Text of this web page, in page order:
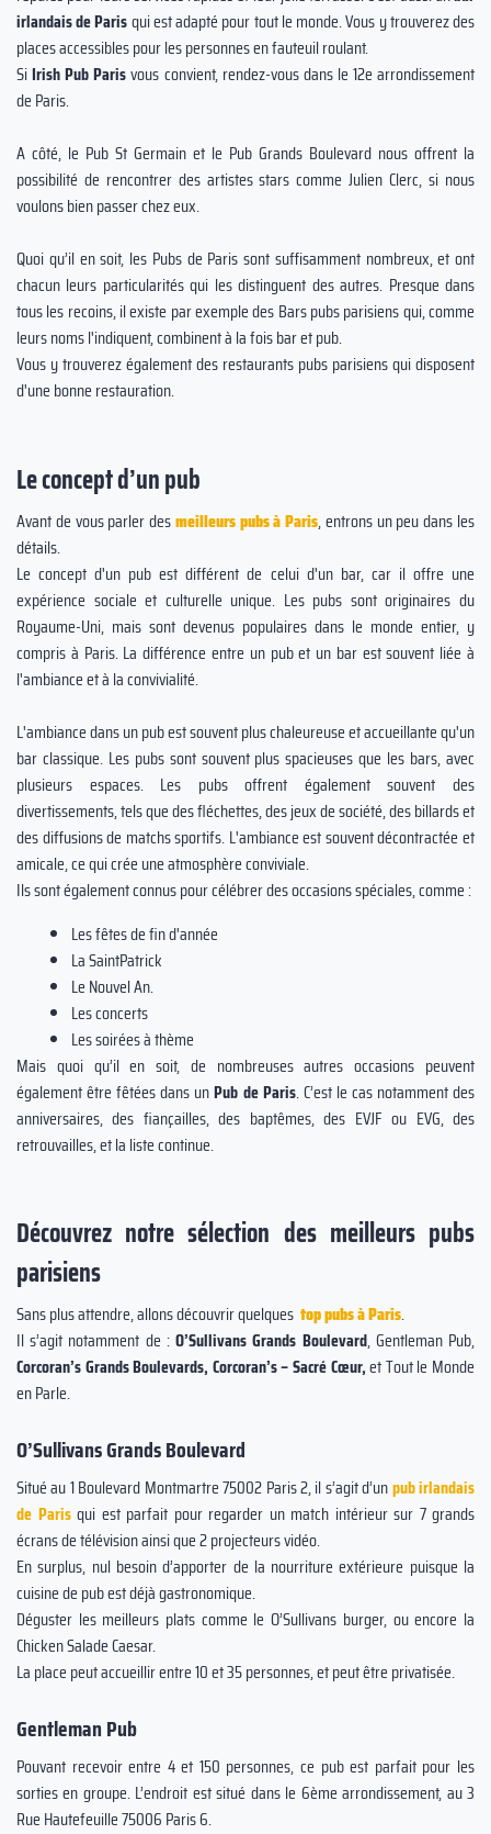
irlandais de Parisqui est adapté pour tout le monde. Vous y trouverez des
places accessibles pour les personnes en fauteuil roulant.
SiIrish Pub Parisvous convient, rendez-vous dans le 12e arrondissement
de Paris.
A côté, le Pub St Germain et le Pub Grands Boulevard nous offrent la
possibilité de rencontrer des artistes stars comme Julien Clerc, si nous
voulons bien passer chez eux.
Quoi qu’il en soit, les Pubs de Paris sont suffisamment nombreux, et ont
chacun leurs particularités qui les distinguent des autres. Presque dans
tous les recoins, il existe par exemple des Bars pubs parisiens qui, comme
leurs noms l'indiquent, combinent à la fois bar et pub.
Vous y trouverez également des restaurants pubs parisiens qui disposent
d'une bonne restauration.
Le concept d’un pub
Avant de vous parler desmeilleurs pubs à Paris, entrons un peu dans les
détails.
Le concept d'un pub est différent de celui d'un bar, car il offre une
expérience sociale et culturelle unique. Les pubs sont originaires du
Royaume-Uni, mais sont devenus populaires dans le monde entier, y
compris à Paris. La différence entre un pub et un bar est souvent liée à
l'ambiance et à la convivialité.
L'ambiance dans un pub est souvent plus chaleureuse et accueillante qu'un
bar classique. Les pubs sont souvent plus spacieuses que les bars, avec
plusieurs espaces. Les pubs offrent également souvent des
divertissements, tels que des fléchettes, des jeux de société, des billards et
des diffusions de matchs sportifs. L'ambiance est souvent décontractée et
amicale, ce qui crée une atmosphère conviviale.
Ils sont également connus pour célébrer des occasions spéciales, comme :
Les fêtes de fin d'année
La SaintPatrick
Le Nouvel An.
Les concerts
Les soirées à thème
Mais quoi qu’il en soit, de nombreuses autres occasions peuvent
également être fêtées dans unPub de Paris. C’est le cas notamment des
anniversaires, des fiançailles, des baptêmes, des EVJF ou EVG, des
retrouvailles, et la liste continue.
Découvrez notre sélection des meilleurs pubs
parisiens
Sans plus attendre, allons découvrir quelques top pubs à Paris.
Il s’agit notamment de :O’Sullivans Grands Boulevard, Gentleman Pub,
Corcoran’s Grands Boulevards, Corcoran’s – Sacré Cœur,et Tout le Monde
en Parle.
O’Sullivans Grands Boulevard
Situé au 1 Boulevard Montmartre 75002 Paris 2, il s’agit d’unpub irlandais
de Paris qui est parfait pour regarder un match intérieur sur 7 grands
écrans de télévision ainsi que 2 projecteurs vidéo.
En surplus, nul besoin d’apporter de la nourriture extérieure puisque la
cuisine de pub est déjà gastronomique.
Déguster les meilleurs plats comme le O’Sullivans burger, ou encore la
Chicken Salade Caesar.
La place peut accueillir entre 10 et 35 personnes, et peut être privatisée.
Gentleman Pub
Pouvant recevoir entre 4 et 150 personnes, ce pub est parfait pour les
sorties en groupe. L’endroit est situé dans le 6ème arrondissement, au 3
Rue Hautefeuille 75006 Paris 6.